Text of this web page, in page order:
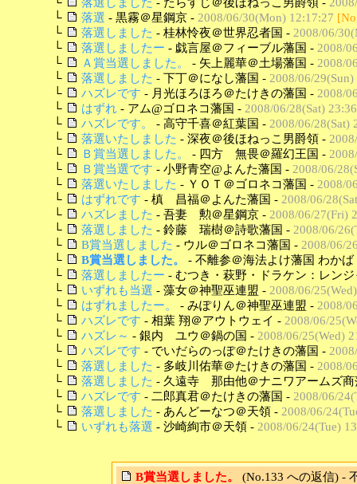
└
落選 - 黒霧＠星鋼京 - 2008/06/30(Mon) 12:17:27
└
落選しました - 桂林怜夜＠世界忍者国 - 2008/06/
└
落選しましたー - 戯言屋＠フィーブル藩国 - 2008/
└
Ａ賞当選しました。 - 矢上麗華＠土場藩国 - 2008/
└
落選しました - 下丁＠になし藩国 - 2008/06/
└
ハズレです - 月光ほろほろ＠たけきの藩国 - 2008/
└
はずれ - アム@ゴロネコ藩国 - 2008/06/28(Sat)
└
ハズレです。 - 高守千喜＠紅葉国 - 2008/06/28(Sat)
└
落選いたしました - 深夜＠後ほねっこ男爵領 -
└
Ｂ賞当選しました。 - 四方 無畏＠羅幻王国 -
└
Ｂ賞当選です - 小野青空@よんた藩国 - 2008/06/
└
落選いたしました - ＹＯＴ＠ゴロネコ藩国 - 2008/
└
はずれです - 槙 昌福＠よんた藩国 - 2008/06/
└
ハズレました - 吾妻 勲＠星鋼京 - 2008/06/27(Fri)
└
落選しました - 鈴藤 瑞樹＠詩歌藩国 - 2008/06/
└
B賞当選しました - ウル＠ゴロネコ藩国 - 2008/06/
└
B賞当選しました。
- 不離参＠海法よけ藩国 わか
└
落選しましたー - むつき・萩野・ドラケン：レン
└
いずれも当選 - 藻女＠神聖巫連盟 - 2008/06/
└
はずれましたー。 - みぽりん＠神聖巫連盟 - 2008/
└
ハズレです - 相葉 翔＠アウトウェイ - 2008/06/
└
ハズレ～ - 銀内 ユウ＠鍋の国 - 2008/06/25(Wed)
└
ハズレです - でいだらのっぽ＠たけきの藩国 -
└
落選しました - 多岐川佑華＠たけきの藩国 - 2008/
└
落選しました - 久遠寺 那由他＠ナニワアームズ
└
ハズレです - 二郎真君＠たけきの藩国 - 2008/06/
└
落選しました - あんどーなつ＠天領 - 2008/06/
└
いずれも落選 - 沙崎絢市＠天領 - 2008/06/24(Tue)
B賞当選しました。 (No.133 への返信) -